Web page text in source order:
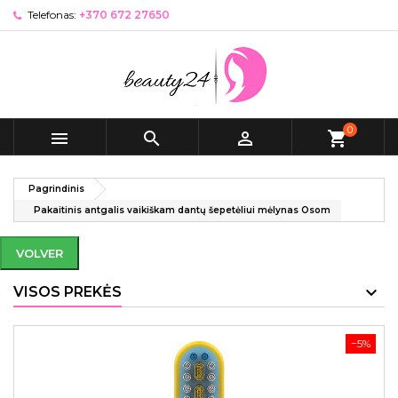
Telefonas: +370 672 27650
   shopping_cart0
Pagrindinis
Pakaitinis antgalis vaikiškam dantų šepetėliui mėlynas Osom
VOLVER
VISOS PREKĖS
−5%